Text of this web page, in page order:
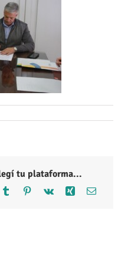
tu plataforma...
Tumblr Pinterest
Vk Xing Correo